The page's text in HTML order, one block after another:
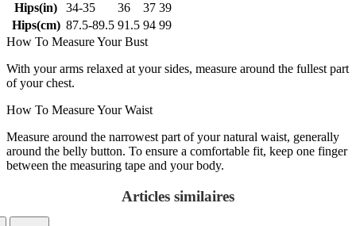
Hips(in)
34-35 36 37 39
Hips(cm) 87.5-89.5 91.5 94 99
How To Measure Your Bust
With your arms relaxed at your sides, measure around the fullest part
of your chest.
How To Measure Your Waist
Measure around the narrowest part of your natural waist, generally
around the belly button. To ensure a comfortable fit, keep one finger
between the measuring tape and your body.
Articles similaires